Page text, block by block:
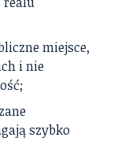
miejsce,
i nie
szybko